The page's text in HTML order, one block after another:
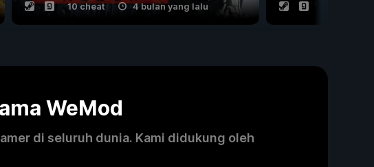
10 cheat 4 bulan yang lalu
WeMod
di seluruh dunia. Kami didukung oleh